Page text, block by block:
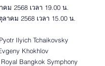
คม 2568 เวลา 19.00 น.
าคม 2568 เวลา 15.00 น.
Ilyich Tchaikovsky
Khokhlov
Royal Bangkok Symphony